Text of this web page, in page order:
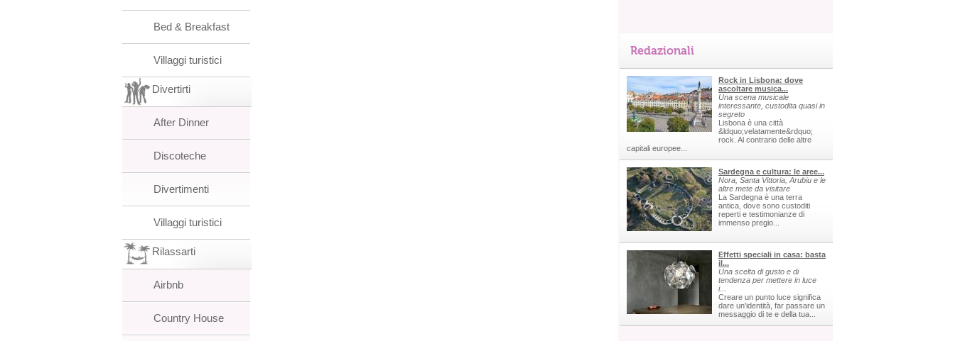
Bed & Breakfast
Villaggi turistici
Divertirti
After Dinner
Discoteche
Divertimenti
Villaggi turistici
Rilassarti
Airbnb
Country House
Redazionali
Rock in Lisbona: dove
ascoltare musica...
Una scena musicale
interessante, custodita quasi in
segreto
Lisbona è una città
&ldquo;velatamente&rdquo;
rock. Al contrario delle altre
capitali europee...
Sardegna e cultura: le aree...
Nora, Santa Vittoria, Arubiu e le
altre mete da visitare
La Sardegna è una terra
antica, dove sono custoditi
reperti e testimonianze di
immenso pregio...
Effetti speciali in casa: basta
il...
Una scelta di gusto e di
tendenza per mettere in luce
i...
Creare un punto luce significa
dare un'identità, far passare un
messaggio di te e della tua...